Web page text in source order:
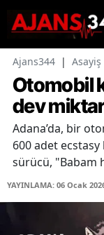
Ajans344 | Asayiş
Otomobil
dev
Adana’da, bir
600 adet ecstasy
sürücü, "Babam
YAYINLAMA: 06 Ocak